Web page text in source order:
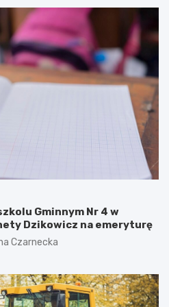
Gminnym Nr 4 w
Dzikowicz na emeryturę
Czarnecka